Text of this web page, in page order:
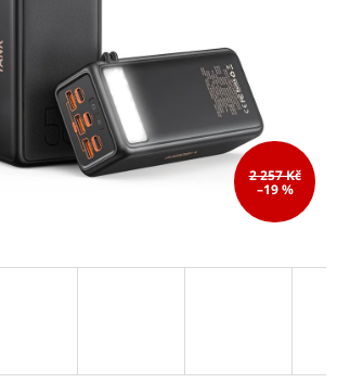
2 257 Kč
–19 %